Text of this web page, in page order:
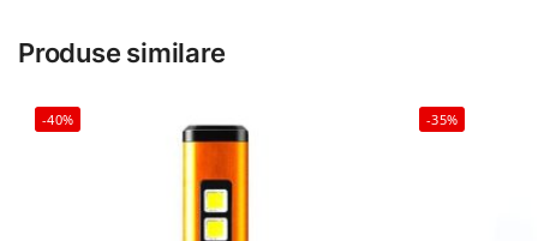
Produse similare
-40% -35%